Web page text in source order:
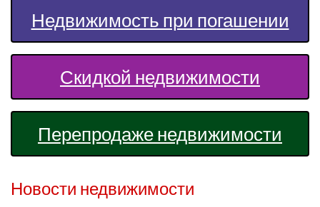
Недвижимость при погашении
Скидкой недвижимости
Перепродаже недвижимости
Новости недвижимости